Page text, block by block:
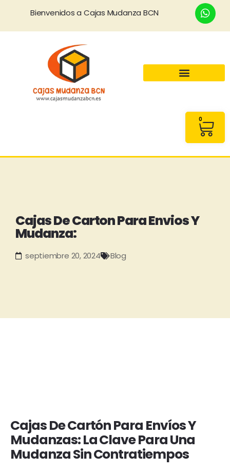
Bienvenidos a Cajas Mudanza BCN
0
Cajas De Carton Para Envios Y
Mudanza:
septiembre 20, 2024 Blog
Cajas De Cartón Para Envíos Y
Mudanzas: La Clave Para Una
Mudanza Sin Contratiempos